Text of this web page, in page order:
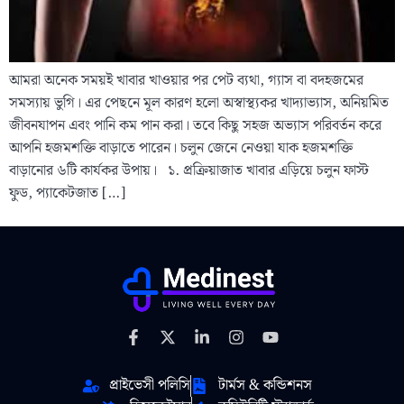
আমরা অনেক সময়ই খাবার খাওয়ার পর পেট ব্যথা, গ্যাস বা বদহজমের
সমস্যায় ভুগি। এর পেছনে মূল কারণ হলো অস্বাস্থ্যকর খাদ্যাভ্যাস, অনিয়মিত
জীবনযাপন এবং পানি কম পান করা। তবে কিছু সহজ অভ্যাস পরিবর্তন করে
আপনি হজমশক্তি বাড়াতে পারেন। চলুন জেনে নেওয়া যাক হজমশক্তি
বাড়ানোর ৬টি কার্যকর উপায়। ১. প্রক্রিয়াজাত খাবার এড়িয়ে চলুন ফাস্ট
ফুড, প্যাকেটজাত […]
প্রাইভেসী পলিসি
টার্মস & কন্ডিশনস